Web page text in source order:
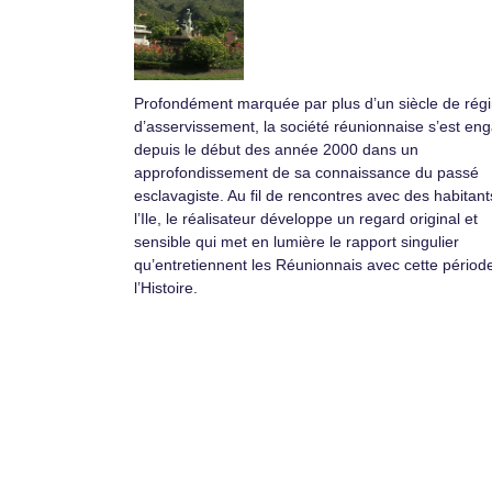
Profondément marquée par plus d’un siècle de
d’asservissement, la société réunionnaise s’est
depuis le début des année 2000 dans un
approfondissement de sa connaissance du passé
esclavagiste. Au fil de rencontres avec des
l’Ile, le réalisateur développe un regard original et
sensible qui met en lumière le rapport singulier
qu’entretiennent les Réunionnais avec cette
l’Histoire.